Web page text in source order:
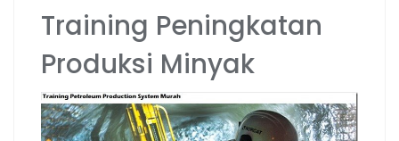
Training Peningkatan
Produksi Minyak